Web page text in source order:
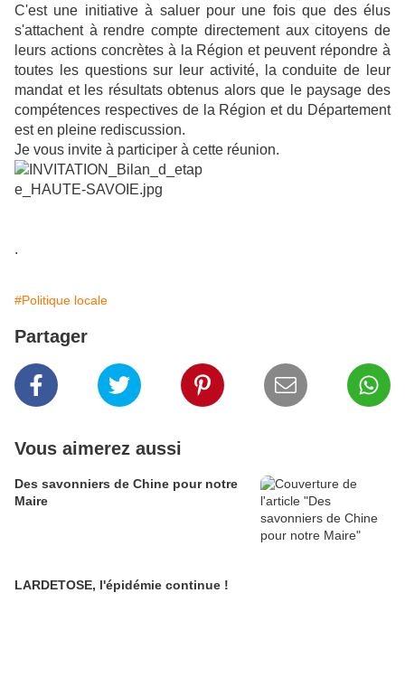
C'est une initiative à saluer pour une fois que des élus
s'attachent à rendre compte directement aux citoyens de
leurs actions concrètes à la Région et peuvent répondre à
toutes les questions sur leur activité, la conduite de leur
mandat et les résultats obtenus alors que le paysage des
compétences respectives de la Région et du Département
est en pleine rediscussion.
Je vous invite à participer à cette réunion.
.
#Politique locale
Partager
Vous aimerez aussi
Des savonniers de Chine pour notre
Maire
LARDETOSE, l'épidémie continue !